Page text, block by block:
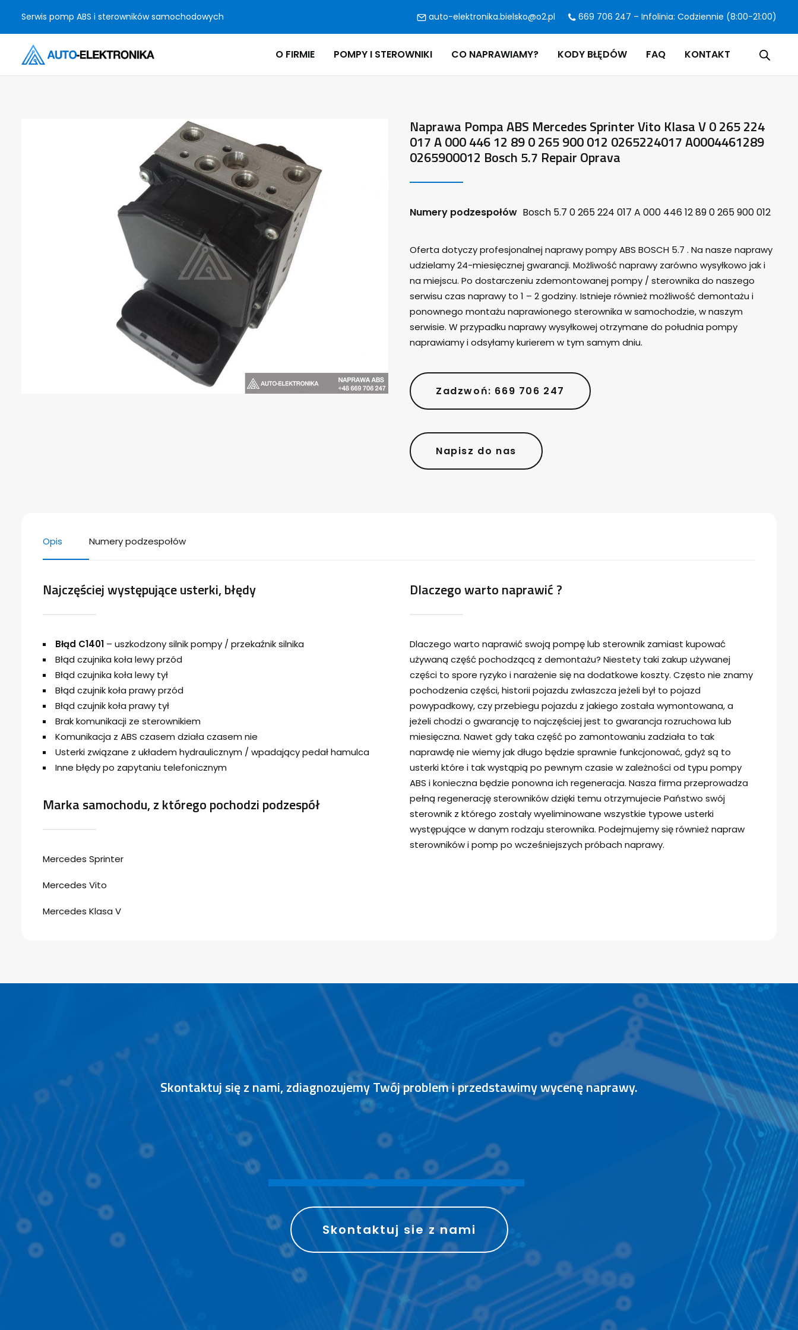
Serwis pomp ABS i sterowników samochodowych auto-elektronika.bielsko@o2.pl 669 706 247 – Infolinia: Codziennie (8:00-21:00)
O FIRMIE POMPY I STEROWNIKI CO NAPRAWIAMY? KODY BŁĘDÓW FAQ KONTAKT
Naprawa Pompa ABS Mercedes Sprinter Vito Klasa V 0 265 224
017 A 000 446 12 89 0 265 900 012 0265224017 A0004461289
0265900012 Bosch 5.7 Repair Oprava
Numery podzespołów Bosch 5.7 0 265 224 017 A 000 446 12 89 0 265 900 012
Oferta dotyczy profesjonalnej naprawy pompy ABS BOSCH 5.7 . Na nasze naprawy
udzielamy 24-miesięcznej gwarancji. Możliwość naprawy zarówno wysyłkowo jak i
na miejscu. Po dostarczeniu zdemontowanej pompy / sterownika do naszego
serwisu czas naprawy to 1 – 2 godziny. Istnieje również możliwość demontażu i
ponownego montażu naprawionego sterownika w samochodzie, w naszym
serwisie. W przypadku naprawy wysyłkowej otrzymane do południa pompy
naprawiamy i odsyłamy kurierem w tym samym dniu.
Zadzwoń: 669 706 247
Napisz do nas
Opis Numery podzespołów
Najczęściej występujące usterki, błędy
Błąd C1401 – uszkodzony silnik pompy / przekaźnik silnika
Błąd czujnika koła lewy przód
Błąd czujnika koła lewy tył
Błąd czujnik koła prawy przód
Błąd czujnik koła prawy tył
Brak komunikacji ze sterownikiem
Komunikacja z ABS czasem działa czasem nie
Usterki związane z układem hydraulicznym / wpadający pedał hamulca
Inne błędy po zapytaniu telefonicznym
Marka samochodu, z którego pochodzi podzespół
Mercedes Sprinter
Mercedes Vito
Mercedes Klasa V
Dlaczego warto naprawić ?
Dlaczego warto naprawić swoją pompę lub sterownik zamiast kupować
używaną część pochodzącą z demontażu? Niestety taki zakup używanej
części to spore ryzyko i narażenie się na dodatkowe koszty. Często nie znamy
pochodzenia części, historii pojazdu zwłaszcza jeżeli był to pojazd
powypadkowy, czy przebiegu pojazdu z jakiego została wymontowana, a
jeżeli chodzi o gwarancję to najczęściej jest to gwarancja rozruchowa lub
miesięczna. Nawet gdy taka część po zamontowaniu zadziała to tak
naprawdę nie wiemy jak długo będzie sprawnie funkcjonować, gdyż są to
usterki które i tak wystąpią po pewnym czasie w zależności od typu pompy
ABS i konieczna będzie ponowna ich regeneracja. Nasza firma przeprowadza
pełną regenerację sterowników dzięki temu otrzymujecie Państwo swój
sterownik z którego zostały wyeliminowane wszystkie typowe usterki
występujące w danym rodzaju sterownika. Podejmujemy się również napraw
sterowników i pomp po wcześniejszych próbach naprawy.
Skontaktuj się z nami, zdiagnozujemy Twój problem i przedstawimy wycenę naprawy.
SP AWNIE
Skontaktuj sie z nami